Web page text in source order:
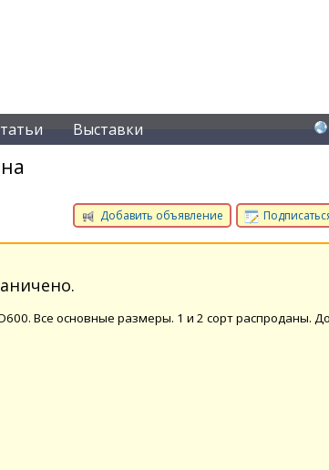
Выставки
Добавить объявление
Все основные размеры. 1 и 2 сорт распроданы.